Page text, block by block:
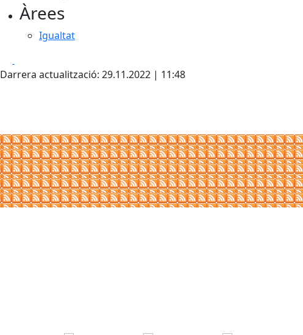
Àrees
Igualtat
Darrera actualització: 29.11.2022 | 11:48